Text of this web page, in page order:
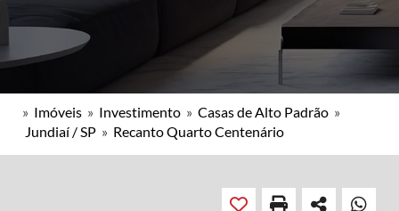
» Imóveis » Investimento » Casas de Alto Padrão »
Jundiaí / SP » Recanto Quarto Centenário